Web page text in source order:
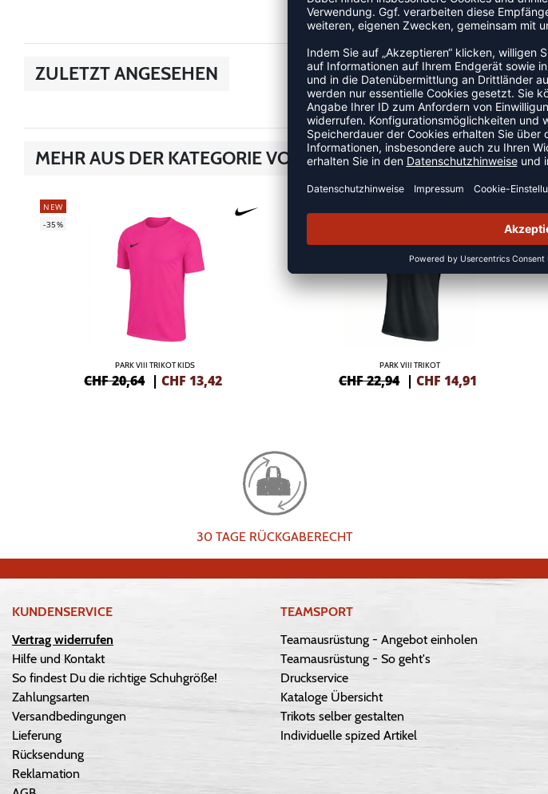
ZULETZT ANGESEHEN
MEHR AUS DER KATEGORIE VOLLEYBALLTRIKOTS
NEW
-35%
PARK VIII TRIKOT KIDS
CHF 20,64 |CHF 13,42
PARK VIII TRIKOT
CHF 22,94 | CHF 14,91
30 TAGE RÜCKGABERECHT
KUNDENSERVICE
Vertrag widerrufen
Hilfe und Kontakt
So findest Du die richtige Schuhgröße!
Zahlungsarten
Versandbedingungen
Lieferung
Rücksendung
Reklamation
TEAMSPORT
Teamausrüstung - Angebot einholen
Teamausrüstung - So geht's
Druckservice
Kataloge Übersicht
Trikots selber gestalten
Individuelle spized Artikel